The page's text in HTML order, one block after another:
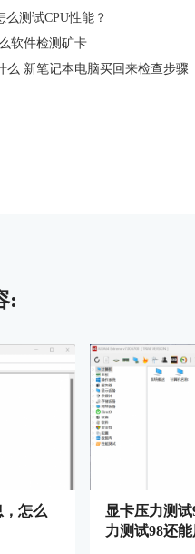
测试CPU性能？
软件检测矿卡
么 新笔记本电脑买回来检查步骤
:
怎么
显卡压力测
力测试98还